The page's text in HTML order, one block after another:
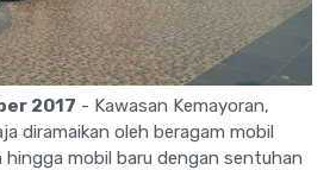
2017 - Kawasan Kemayoran,
diramaikan oleh beragam mobil
mobil baru dengan sentuhan